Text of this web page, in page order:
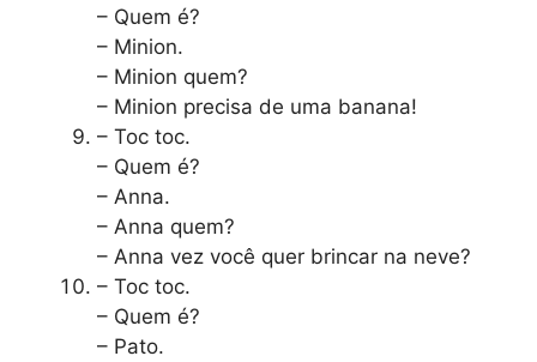
– Quem é?
– Minion.
– Minion quem?
– Minion precisa de uma banana!
– Toc toc.
– Quem é?
– Anna.
– Anna quem?
– Anna vez você quer brincar na neve?
– Toc toc.
– Quem é?
– Pato.